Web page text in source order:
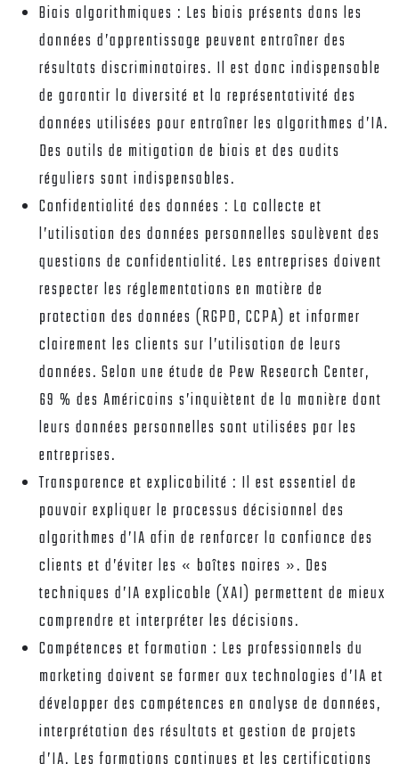
Biais algorithmiques : Les biais présents dans les
données d’apprentissage peuvent entraîner des
résultats discriminatoires. Il est donc indispensable
de garantir la diversité et la représentativité des
données utilisées pour entraîner les algorithmes d’IA.
Des outils de mitigation de biais et des audits
réguliers sont indispensables.
Confidentialité des données : La collecte et
l’utilisation des données personnelles soulèvent des
questions de confidentialité. Les entreprises doivent
respecter les réglementations en matière de
protection des données (RGPD, CCPA) et informer
clairement les clients sur l’utilisation de leurs
données. Selon une étude de Pew Research Center,
69 % des Américains s’inquiètent de la manière dont
leurs données personnelles sont utilisées par les
entreprises.
Transparence et explicabilité : Il est essentiel de
pouvoir expliquer le processus décisionnel des
algorithmes d’IA afin de renforcer la confiance des
clients et d’éviter les « boîtes noires ». Des
techniques d’IA explicable (XAI) permettent de mieux
comprendre et interpréter les décisions.
Compétences et formation : Les professionnels du
marketing doivent se former aux technologies d’IA et
développer des compétences en analyse de données,
interprétation des résultats et gestion de projets